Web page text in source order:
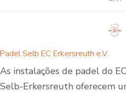
Padel Selb EC Erkersreuth e.V.
As instalações de padel do
Selb-Erkersreuth oferecem